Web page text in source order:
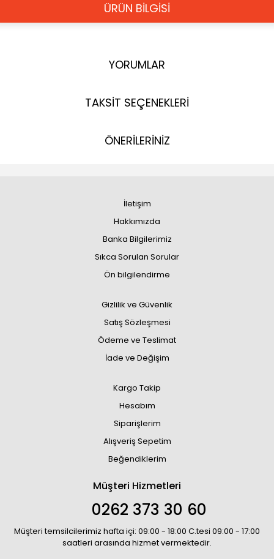
ÜRÜN BİLGİSİ
YORUMLAR
TAKSİT SEÇENEKLERİ
ÖNERİLERİNİZ
İletişim
Hakkımızda
Banka Bilgilerimiz
Sıkca Sorulan Sorular
Ön bilgilendirme
Gizlilik ve Güvenlik
Satış Sözleşmesi
Ödeme ve Teslimat
İade ve Değişim
Kargo Takip
Hesabım
Siparişlerim
Alışveriş Sepetim
Beğendiklerim
Müşteri Hizmetleri
0262 373 30 60
Müşteri temsilcilerimiz hafta içi: 09:00 - 18:00 C.tesi 09:00 - 17:00
saatleri arasında hizmet vermektedir.